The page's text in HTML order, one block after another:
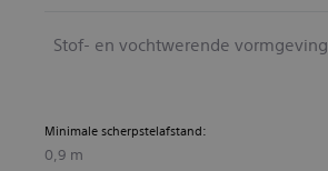
Stof- en vochtwerende vormgeving
Minimale scherpstelafstand:
0,9 m